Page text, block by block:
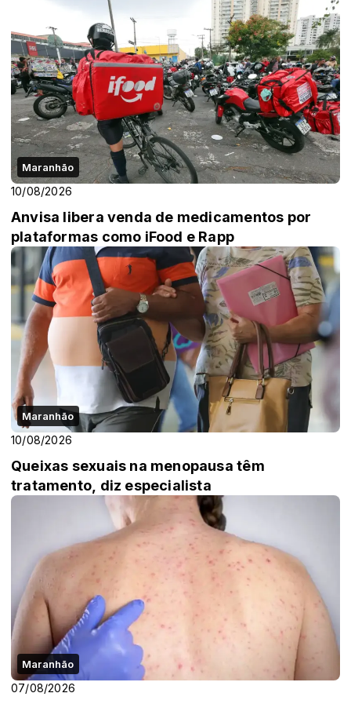
Maranhão
10/08/2026
Anvisa libera venda de medicamentos por
plataformas como iFood e Rapp
Maranhão
10/08/2026
Queixas sexuais na menopausa têm
tratamento, diz especialista
Maranhão
07/08/2026